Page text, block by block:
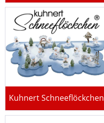
Kuhnert Schneeflöckchen